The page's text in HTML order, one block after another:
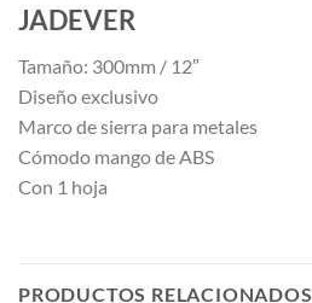
JADEVER
Tamaño: 300mm / 12″
Diseño exclusivo
Marco de sierra para metales
Cómodo mango de ABS
Con 1 hoja
PRODUCTOS RELACIONADOS